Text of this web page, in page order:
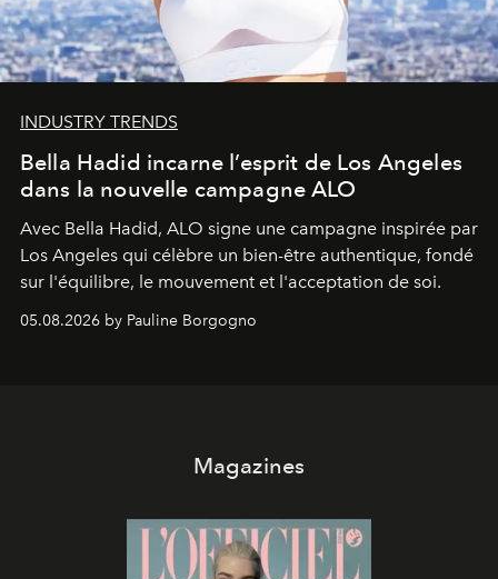
INDUSTRY TRENDS
Bella Hadid incarne l’esprit de Los Angeles
dans la nouvelle campagne ALO
Avec Bella Hadid, ALO signe une campagne inspirée par
Los Angeles qui célèbre un bien-être authentique, fondé
sur l'équilibre, le mouvement et l'acceptation de soi.
05.08.2026 by Pauline Borgogno
Magazines